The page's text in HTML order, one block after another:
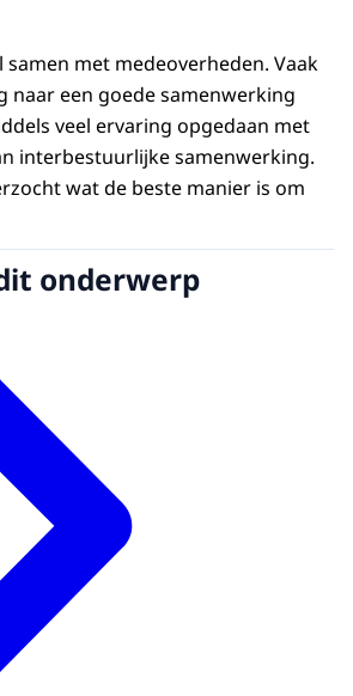
samen met medeoverheden. Vaak
naar een goede samenwerking
veel ervaring opgedaan met
interbestuurlijke samenwerking.
wat de beste manier is om
onderwerp